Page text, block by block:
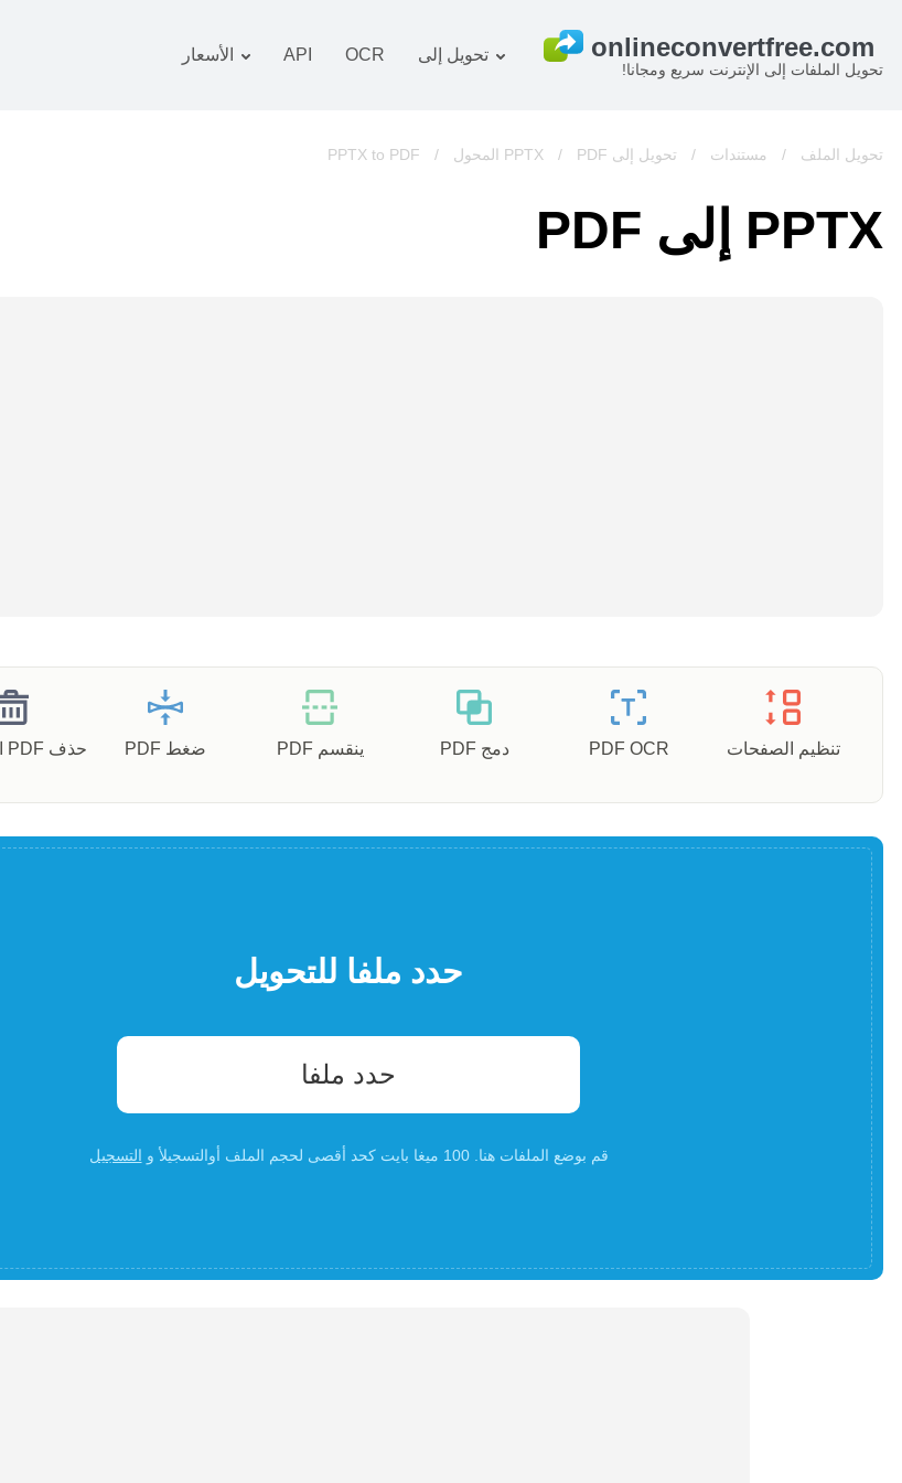
تحويل الملفات إلى الإنترنت سريع ومجانا!
تحويل إلى
صورة المحول
كتب المحول
OCR
API الأسعار
تحويل الملف / مستندات / تحويل إلى PPTX / PDF المحول /
PPTX to PDF
PPTX إلى PDF
تنظيم الصفحات PDF OCR دمج PDF ينقسم PDF ضغط PDF حذف PDF الصفحات
حدد ملفا للتحويل
حدد ملفا
قم بوضع الملفات هنا. 100 ميغا بايت كحد أقصى لحجم الملف أوالتسجيلأ و التسجيل